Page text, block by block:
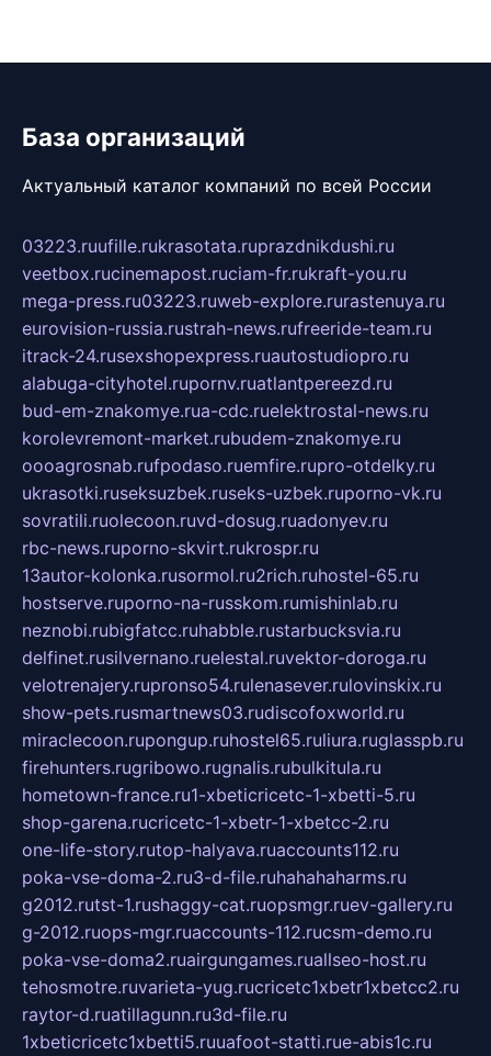
База организаций
Актуальный каталог компаний по всей России
03223.ruufille.rukrasotata.ruprazdnikdushi.ru
veetbox.rucinemapost.ruciam-fr.rukraft-you.ru
mega-press.ru03223.ruweb-explore.rurastenuya.ru
eurovision-russia.rustrah-news.rufreeride-team.ru
itrack-24.rusexshopexpress.ruautostudiopro.ru
alabuga-cityhotel.rupornv.ruatlantpereezd.ru
bud-em-znakomye.rua-cdc.ruelektrostal-news.ru
korolevremont-market.rubudem-znakomye.ru
oooagrosnab.rufpodaso.ruemfire.rupro-otdelky.ru
ukrasotki.ruseksuzbek.ruseks-uzbek.ruporno-vk.ru
sovratili.ruolecoon.ruvd-dosug.ruadonyev.ru
rbc-news.ruporno-skvirt.rukrospr.ru
13autor-kolonka.rusormol.ru2rich.ruhostel-65.ru
hostserve.ruporno-na-russkom.rumishinlab.ru
neznobi.rubigfatcc.ruhabble.rustarbucksvia.ru
delfinet.rusilvernano.ruelestal.ruvektor-doroga.ru
velotrenajery.rupronso54.rulenasever.rulovinskix.ru
show-pets.rusmartnews03.rudiscofoxworld.ru
miraclecoon.rupongup.ruhostel65.ruliura.ruglasspb.ru
firehunters.rugribowo.rugnalis.rubulkitula.ru
hometown-france.ru1-xbeticricetc-1-xbetti-5.ru
shop-garena.rucricetc-1-xbetr-1-xbetcc-2.ru
one-life-story.rutop-halyava.ruaccounts112.ru
poka-vse-doma-2.ru3-d-file.ruhahahaharms.ru
g2012.rutst-1.rushaggy-cat.ruopsmgr.ruev-gallery.ru
g-2012.ruops-mgr.ruaccounts-112.rucsm-demo.ru
poka-vse-doma2.ruairgungames.ruallseo-host.ru
tehosmotre.ruvarieta-yug.rucricetc1xbetr1xbetcc2.ru
raytor-d.ruatillagunn.ru3d-file.ru
1xbeticricetc1xbetti5.ruuafoot-statti.rue-abis1c.ru